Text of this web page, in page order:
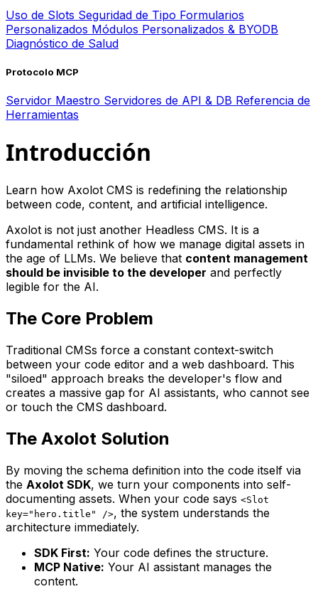
Uso de Slots Seguridad de Tipo Formularios
Personalizados Módulos Personalizados & BYODB
Diagnóstico de Salud
Protocolo MCP
Servidor Maestro Servidores de API & DB Referencia de
Herramientas
Introducción
Learn how Axolot CMS is redefining the relationship
between code, content, and artificial intelligence.
Axolot is not just another Headless CMS. It is a
fundamental rethink of how we manage digital assets in
the age of LLMs. We believe that content management
should be invisible to the developer and perfectly
legible for the AI.
The Core Problem
Traditional CMSs force a constant context-switch
between your code editor and a web dashboard. This
"siloed" approach breaks the developer's flow and
creates a massive gap for AI assistants, who cannot see
or touch the CMS dashboard.
The Axolot Solution
By moving the schema definition into the code itself via
the Axolot SDK, we turn your components into self-
documenting assets. When your code says <Slot
key="hero.title" />, the system understands the
architecture immediately.
SDK First: Your code defines the structure.
MCP Native: Your AI assistant manages the
content.